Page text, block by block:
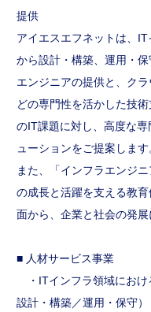
提供
アイエスエフネットは、
から設計・構築、運用・
エンジニアの提供と、ク
どの専門性を活かした技
のIT課題に対し、高度な
ューションをご提案します
また、「インフラエンジ
の成長と活躍を支える教
面から、企業と社会の発展
■ 人材サービス事業
・ITインフラ領域におけ
設計・構築／運用・保守）